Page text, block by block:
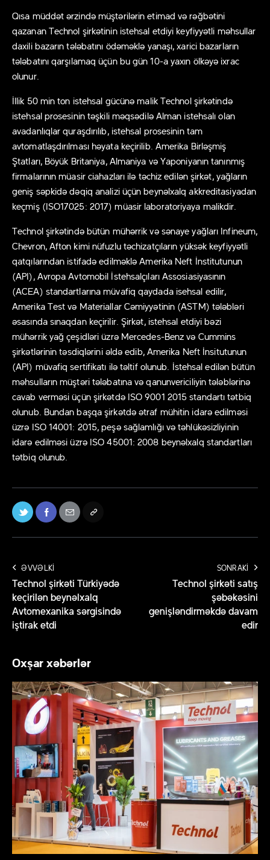
Qısa müddət ərzində müştərilərin etimad və rəğbətini
qazanan Technol şirkətinin istehsal etdiyi keyfiyyətli məhsullar
daxili bazarın tələbatını ödəməklə yanaşı, xarici bazarların
tələbatını qarşılamaq üçün bu gün 10-a yaxın ölkəyə ixrac
olunur.
İllik 50 min ton istehsal gücünə malik Technol şirkətində
istehsal prosesinin təşkili məqsədilə Alman istehsalı olan
avadanlıqlar quraşdırılıb, istehsal prosesinin tam
avtomatlaşdırılması həyata keçirilib. Amerika Birləşmiş
Ştatları, Böyük Britaniya, Almaniya və Yaponiyanın tanınmış
firmalarının müasir ciahazları ilə təchiz edilən şirkət, yağların
geniş səpkidə dəqiq analizi üçün beynəlxalq akkreditasiyadan
keçmiş (ISO17025: 2017) müasir laboratoriyaya malikdir.
Technol şirkətində bütün mühərrik və sənaye yağları Infineum,
Chevron, Afton kimi nüfuzlu təchizatçıların yüksək keyfiyyətli
qatqılarından istifadə edilməklə Amerika Neft İnstitutunun
(API), Avropa Avtomobil İstehsalçıları Assosiasiyasının
(ACEA) standartlarına müvafiq qaydada isehsal edilir,
Amerika Test və Materiallar Cəmiyyətinin (ASTM) tələbləri
əsasında sınaqdan keçirilir. Şirkət, istehsal etdiyi bəzi
mühərrik yağ çeşidləri üzrə Mercedes-Benz və Cummins
şirkətlərinin təsdiqlərini əldə edib, Amerika Neft İnsitutunun
(API) müvafiq sertifikatı ilə təltif olunub. İstehsal edilən bütün
məhsulların müştəri tələbatına və qanunvericiliyin tələblərinə
cavab verməsi üçün şirkətdə ISO 9001 2015 standartı tətbiq
olunub. Bundan başqa şirkətdə ətraf mühitin idarə edilməsi
üzrə ISO 14001: 2015, peşə sağlamlığı və təhlükəsizliyinin
idarə edilməsi üzrə ISO 45001: 2008 beynəlxalq standartları
tətbiq olunub.
ƏVVƏLKI
Technol şirkəti Türkiyədə
keçirilən beynəlxalq
Avtomexanika sərgisində
iştirak etdi
SONRAKI
Technol şirkəti satış
şəbəkəsini
genişləndirməkdə davam
edir
Oxşar xəbərlər